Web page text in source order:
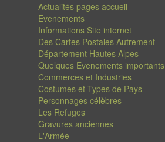
Actualités pages accueil
Evenements
Informations Site internet
Des Cartes Postales Autrement
Département Hautes Alpes
Quelques Evenements importants
Commerces et Industries
Costumes et Types de Pays
Personnages célèbres
Les Refuges
Gravures anciennes
L'Armée